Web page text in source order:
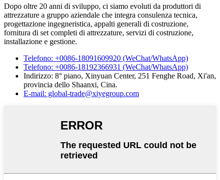
Dopo oltre 20 anni di sviluppo, ci siamo evoluti da produttori di
attrezzature a gruppo aziendale che integra consulenza tecnica,
progettazione ingegneristica, appalti generali di costruzione,
fornitura di set completi di attrezzature, servizi di costruzione,
installazione e gestione.
Telefono: +0086-18091609920 (WeChat/WhatsApp)
Telefono: +0086-18192366931 (WeChat/WhatsApp)
Indirizzo: 8° piano, Xinyuan Center, 251 Fenghe Road, Xi'an,
provincia dello Shaanxi, Cina.
E-mail: global-trade@xiyegroup.com